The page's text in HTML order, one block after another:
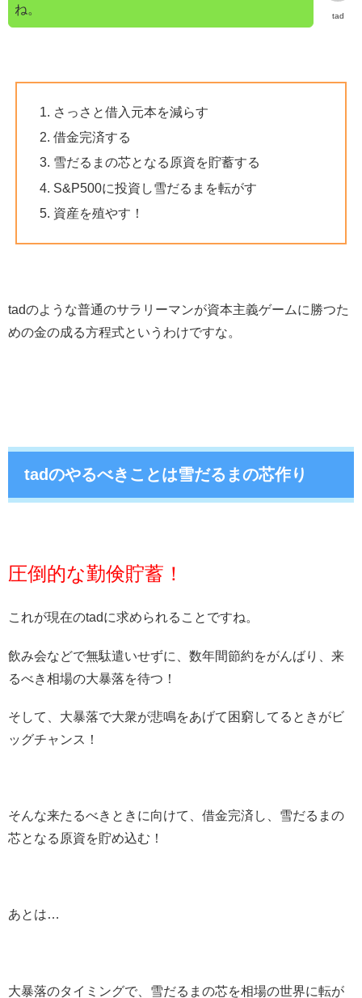
tad
ね。
さっさと借入元本を減らす
借金完済する
雪だるまの芯となる原資を貯蓄する
S&P500に投資し雪だるまを転がす
資産を殖やす！
tadのような普通のサラリーマンが資本主義ゲームに勝つた
めの金の成る方程式というわけですな。
tadのやるべきことは雪だるまの芯作り
圧倒的な勤倹貯蓄！
これが現在のtadに求められることですね。
飲み会などで無駄遣いせずに、数年間節約をがんばり、来
るべき相場の大暴落を待つ！
そして、大暴落で大衆が悲鳴をあげて困窮してるときがビ
ッグチャンス！
そんな来たるべきときに向けて、借金完済し、雪だるまの
芯となる原資を貯め込む！
あとは…
大暴落のタイミングで、雪だるまの芯を相場の世界に転が